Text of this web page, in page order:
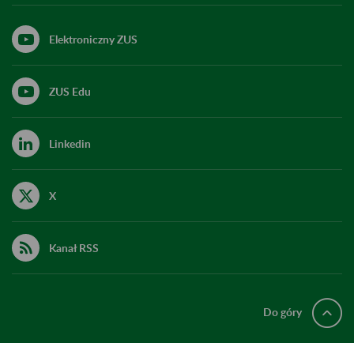
Elektroniczny ZUS
ZUS Edu
Linkedin
X
Kanał RSS
Do góry